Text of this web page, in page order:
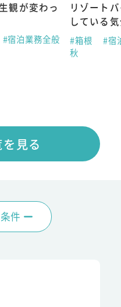
観が変わっ
#宿泊業務全般
リゾート
している
#箱根
#宿
秋
見る
件